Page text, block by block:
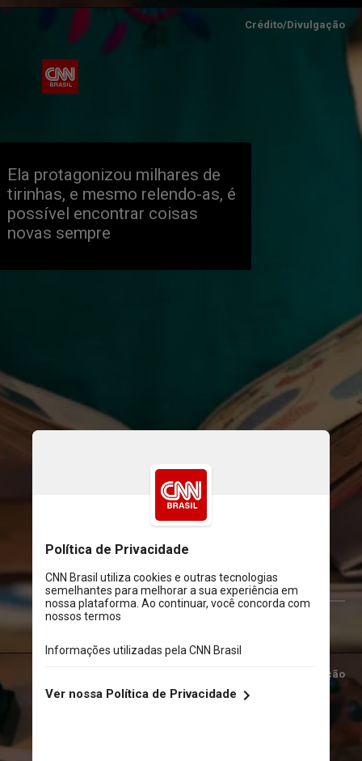
Ela protagonizou milhares de
tirinhas, e mesmo relendo-as, é
possível encontrar coisas
novas sempre
Crédito/Divulgação
Crédito/Divulgação